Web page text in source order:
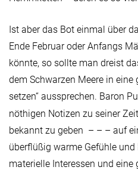
Ist aber das Bot einmal über
Ende Februar oder Anfangs
könnte, so sollte man dreist
dem Schwarzen Meere in eine
setzen“ aussprechen. Baron
nöthigen Notizen zu seiner
bekannt zu geben – – – auf
überflüßig warme Gefühle
materielle Interessen und eine